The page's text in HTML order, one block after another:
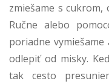
zmiešame s cukrom,
Ručne alebo
poriadne
odlepiť od misky.
tak cesto